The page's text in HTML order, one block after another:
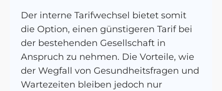
Der interne Tarifwechsel bietet somit
die Option, einen günstigeren Tarif bei
der bestehenden Gesellschaft in
Anspruch zu nehmen. Die Vorteile, wie
der Wegfall von Gesundheitsfragen und
Wartezeiten bleiben jedoch nur